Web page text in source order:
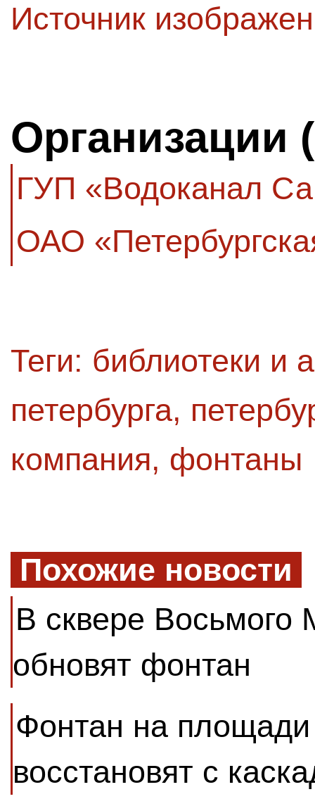
Источник
Организации
ГУП «Водоканал
ОАО
Теги: библиотеки и
петербурга,
компания, фонтаны
Похожие новости
В сквере Восьмого
обновят фонтан
Фонтан на
восстановят с